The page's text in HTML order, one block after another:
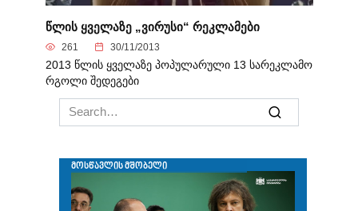
წლის ყველაზე „ვირუსი“ რეკლამები
261 30/11/2013
2013 წლის ყველაზე პოპულარული 13 სარეკლამო
რგოლი შედეგები
Search
for: